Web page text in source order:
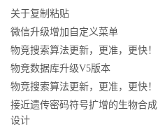
关于复制粘贴
微信升级增加自定义菜单
物竞搜索算法更新，更准，更快！
物竞数据库升级V5版本
物竞搜索算法更新，更准，更快！
接近遗传密码符号扩增的生物合
设计